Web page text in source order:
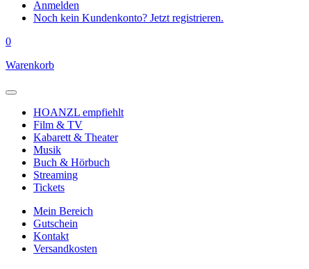
Anmelden
Noch kein Kundenkonto? Jetzt registrieren.
0
Warenkorb
HOANZL empfiehlt
Film & TV
Kabarett & Theater
Musik
Buch & Hörbuch
Streaming
Tickets
Mein Bereich
Gutschein
Kontakt
Versandkosten